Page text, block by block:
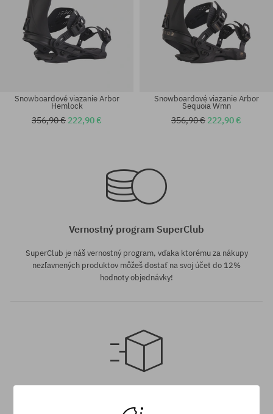
Snowboardové viazanie Arbor
Hemlock
356,90 € 222,90 €
Dostupné veľkosti:
Snowboardové viazanie Arbor
Sequoia Wmn
356,90 € 222,90 €
Vernostný program SuperClub
SuperClub je náš vernostný program, vďaka ktorému za nákupy
nezľavnených produktov môžeš dostať na svoj účet do 12%
hodnoty objednávky!